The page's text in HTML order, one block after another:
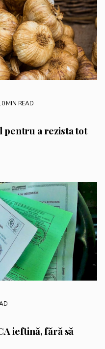
MIN READ
pentru a rezista tot
ieftină, fără să